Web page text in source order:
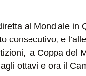
al Mondiale in
consecutivo, e
la Coppa del
ottavi e ora il